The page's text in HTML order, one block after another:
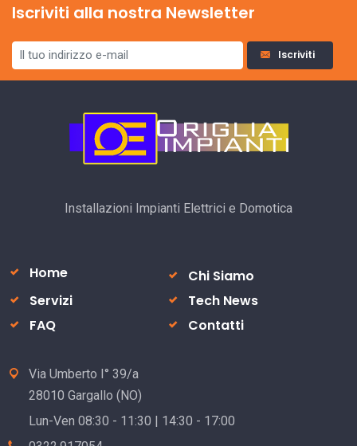
Iscriviti alla nostra Newsletter
Iscriviti
Installazioni Impianti Elettrici e Domotica
Home
Chi Siamo
Servizi
Tech News
FAQ
Contatti
Via Umberto I° 39/a
28010 Gargallo (NO)
Lun-Ven 08:30 - 11:30 | 14:30 - 17:00